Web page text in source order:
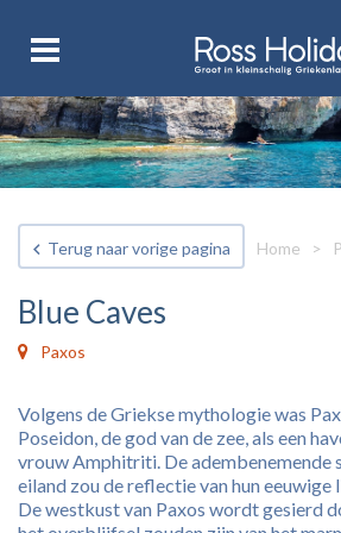
Terug naar vorige pagina Home >
Blue Caves
Paxos
Volgens de Griekse mythologie was
Poseidon, de god van de zee, als een
vrouw Amphitriti. De adembenemende
eiland zou de reflectie van hun eeuwige
De westkust van Paxos wordt gesierd